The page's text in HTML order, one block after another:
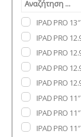
IPAD PRO
IPAD PRO
IPAD PRO
IPAD PRO
IPAD PRO
IPAD PRO
IPAD PRO
IPAD PRO